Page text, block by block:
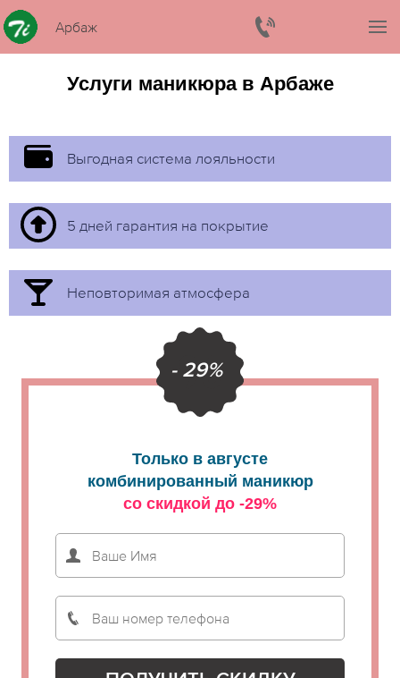
Арбаж
Услуги маникюра в Арбаже
Выгодная система лояльности
5 дней гарантия на покрытие
Неповторимая атмосфера
- 29%
Только в августе
комбинированный маникюр
со скидкой до -29%